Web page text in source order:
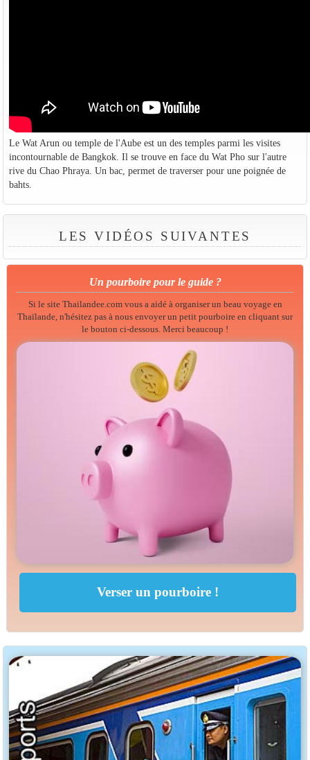
Le Wat Arun ou temple de l'Aube est un des temples parmi les visites
incontournable de Bangkok. Il se trouve en face du Wat Pho sur l'autre
rive du Chao Phraya. Un bac, permet de traverser pour une poignée de
bahts.
LES VIDÉOS SUIVANTES
Un pourboire pour le guide ?
Si le site Thailandee.com vous a aidé à organiser un beau voyage en
Thaïlande, n'hésitez pas à nous envoyer un petit pourboire en cliquant sur
le bouton ci-dessous. Merci beaucoup !